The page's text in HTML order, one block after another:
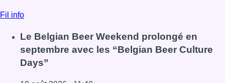
Fil info
Le Belgian Beer Weekend prolongé en
septembre avec les “Belgian Beer Culture
Days”